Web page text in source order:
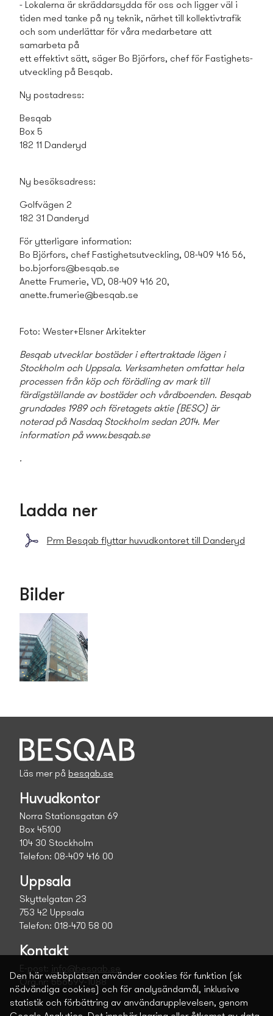
- Lokalerna är skräddarsydda för oss och ligger väl i
tiden med tanke på ny teknik, närhet till kollektivtrafik
och som underlättar för våra medarbetare att
samarbeta på
ett effektivt sätt, säger Bo Björfors, chef för Fastighets­
utveckling på Besqab.
Ny postadress:
Besqab
Box 5
182 11 Danderyd
Ny besöksadress:
Golfvägen 2
182 31 Danderyd
För ytterligare information:
Bo Björfors, chef Fastighets­utveckling, 08-409 416 56,
bo.bjorfors@besqab.se
Anette Frumerie, VD, 08-409 416 20,
anette.frumerie@besqab.se
Foto: Wester+Elsner Arkitekter
Besqab utvecklar bostäder i eftertraktade lägen i
Stockholm och Uppsala. Verksamheten omfattar hela
processen från köp och förädling av mark till
färdigställande av bostäder och vårdboenden. Besqab
grundades 1989 och företagets aktie (BESQ) är
noterad på Nasdaq Stockholm sedan 2014. Mer
information på www.besqab.se
.
Ladda ner
Prm Besqab flyttar huvudkontoret till Danderyd
Bilder
Läs mer på besqab.se
Huvudkontor
Norra Stationsgatan 69
Box 45100
104 30 Stockholm
Telefon: 08-409 416 00
Uppsala
Skyttelgatan 23
753 42 Uppsala
Telefon: 018-470 58 00
Kontakt
E-post:
info@besqab.se
Org.nr: 556699-1088
Den här webbplatsen använder cookies för funktion (sk
nödvändiga cookies) och för analysändamål, inklusive
statistik och förbättring av användarupplevelsen, genom